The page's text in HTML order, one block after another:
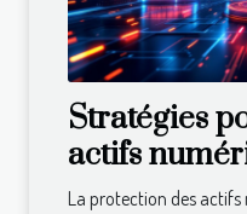
Stratégies
actifs
période de
La protection des actifs